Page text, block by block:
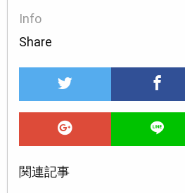
Info
Share
関連記事